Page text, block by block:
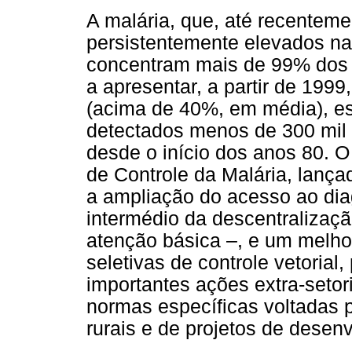
A malária, que, até
persistentemente elevados
concentram mais de 99%
a apresentar, a partir de
(acima de 40%, em média),
detectados menos de 300
desde o início dos anos 80.
de Controle da Malária,
a ampliação do acesso ao
intermédio da
atenção básica –, e um
seletivas de controle
importantes ações extra-
normas específicas voltadas
rurais e de projetos de